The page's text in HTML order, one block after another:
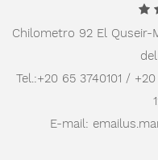
Chilometro 92 El Quseir-
Tel.:+20 65 3740101 / +20
E-mail: